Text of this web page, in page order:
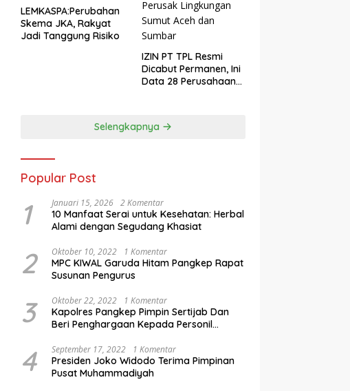
LEMKASPA:Perubahan
Skema JKA, Rakyat
Jadi Tanggung Risiko
IZIN PT TPL Resmi
Dicabut Permanen, Ini
Data 28 Perusahaan
Selengkapnya
Popular Post
1 Januari 15, 2026 2 Komentar
10 Manfaat Serai untuk Kesehatan: Herbal
Alami dengan Segudang Khasiat
2 Oktober 10, 2022 1 Komentar
MPC KIWAL Garuda Hitam Pangkep Rapat
Susunan Pengurus
3 Oktober 22, 2022 1 Komentar
Kapolres Pangkep Pimpin Sertijab Dan
Beri Penghargaan Kepada Personil
4 September 17, 2022 1 Komentar
Presiden Joko Widodo Terima Pimpinan
Pusat Muhammadiyah